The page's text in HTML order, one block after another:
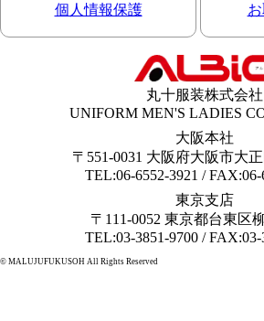
個人情報保護
丸十服装株式会社
UNIFORM MEN'S LADIES
大阪本社
〒551-0031 大阪府大阪市大
TEL:06-6552-3921 / FAX:06-
東京支店
〒111-0052 東京都台東区
TEL:03-3851-9700 / FAX:03-
© MALUJUFUKUSOH All Rights Reserved